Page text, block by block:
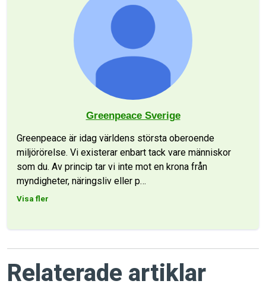
Greenpeace Sverige
Greenpeace är idag världens största oberoende
miljörörelse. Vi existerar enbart tack vare människor
som du. Av princip tar vi inte mot en krona från
myndigheter, näringsliv eller p…
Visa fler
Relaterade artiklar